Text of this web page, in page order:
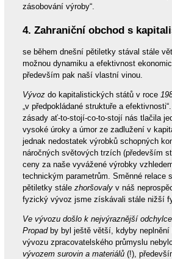
zásobování výroby“.
4. Zahraniční obchod s
se během dnešní pětiletky stával stále
možnou dynamiku a efektivnost
především pak naší vlastní vinou.
Vývozdo kapitalistických států v roce
„v předpokládané struktuře a
zásady ať-to-stojí-co-to-stojí nás tlačila
vysoké úroky a úmor ze zadlužení v
jednak nedostatek výrobků schopných
náročných světových trzích (především
ceny za naše vyvážené výrobky
technickým parametrům. Směnné relace
pětiletky stále zhoršovalyv náš
fyzický vývoz jsme získávali stále nižší
Ve vývozu došlo k nejvýraznější
Propadby byl ještě větší, kdyby neplnění
vývozu zpracovatelského průmyslu
vývozem surovin a materiálů(!),